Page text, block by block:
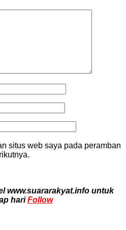
situs web saya pada peramban
www.suararakyat.info untuk
hariFollow